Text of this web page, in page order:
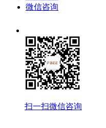
微信咨询
扫一扫微信咨询